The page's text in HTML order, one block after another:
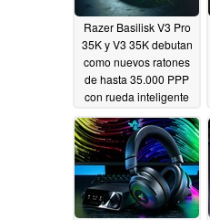
Razer Basilisk V3 Pro
35K y V3 35K debutan
como nuevos ratones
de hasta 35.000 PPP
con rueda inteligente
10/02/2024